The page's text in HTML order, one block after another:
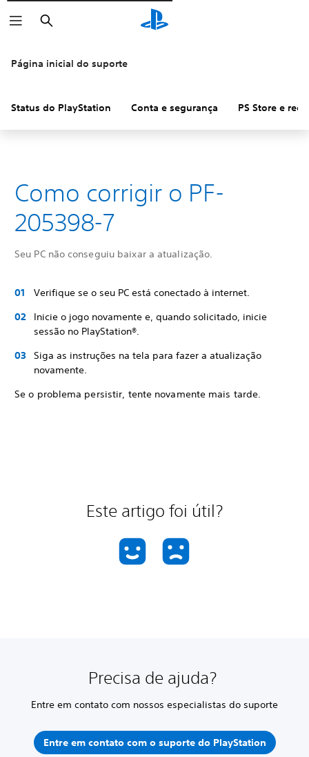
Pesquisar
Página inicial do suporte
Status do PlayStation Conta e segurança PS Store e
Como corrigir o PF-
205398-7
Seu PC não conseguiu baixar a atualização.
Verifique se o seu PC está conectado à internet.
Inicie o jogo novamente e, quando solicitado, inicie
sessão no PlayStation®.
Siga as instruções na tela para fazer a atualização
novamente.
Se o problema persistir, tente novamente mais tarde.
Este artigo foi útil?
Precisa de ajuda?
Entre em contato com nossos especialistas do suporte
Entre em contato com o suporte do PlayStation